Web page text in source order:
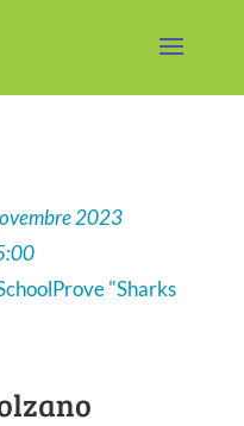
2023
Prove "Sharks